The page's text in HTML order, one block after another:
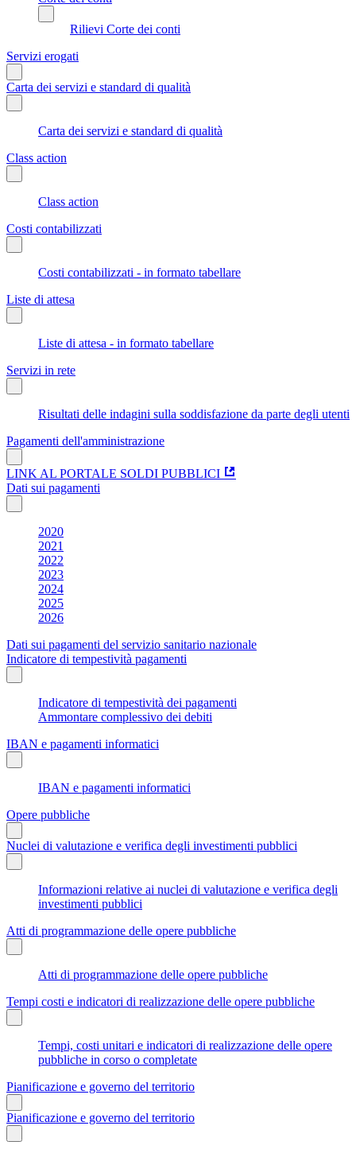
Rilievi Corte dei conti
Servizi erogati
Carta dei servizi e standard di qualità
Carta dei servizi e standard di qualità
Class action
Class action
Costi contabilizzati
Costi contabilizzati - in formato tabellare
Liste di attesa
Liste di attesa - in formato tabellare
Servizi in rete
Risultati delle indagini sulla soddisfazione da parte degli utenti
Pagamenti dell'amministrazione
LINK AL PORTALE SOLDI PUBBLICI
Dati sui pagamenti
2020
2021
2022
2023
2024
2025
2026
Dati sui pagamenti del servizio sanitario nazionale
Indicatore di tempestività pagamenti
Indicatore di tempestività dei pagamenti
Ammontare complessivo dei debiti
IBAN e pagamenti informatici
IBAN e pagamenti informatici
Opere pubbliche
Nuclei di valutazione e verifica degli investimenti pubblici
Informazioni relative ai nuclei di valutazione e verifica degli
investimenti pubblici
Atti di programmazione delle opere pubbliche
Atti di programmazione delle opere pubbliche
Tempi costi e indicatori di realizzazione delle opere pubbliche
Tempi, costi unitari e indicatori di realizzazione delle opere
pubbliche in corso o completate
Pianificazione e governo del territorio
Pianificazione e governo del territorio